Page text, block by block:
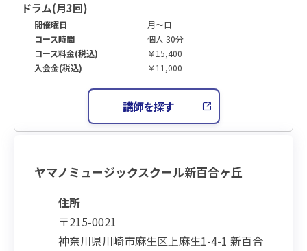
ドラム(月3回)
開催曜日
月～日
コース時間
個人 30分
コース料金(税込)
￥15,400
入会金(税込)
￥11,000
講師を探す
ヤマノミュージックスクール新百合ヶ丘
住所
〒215-0021
神奈川県川崎市麻生区上麻生1-4-1 新百合